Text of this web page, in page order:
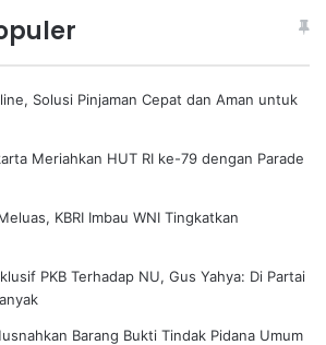
Solusi Pinjaman Cepat dan Aman untuk
Meriahkan HUT RI ke-79 dengan Parade
KBRI Imbau WNI Tingkatkan
PKB Terhadap NU, Gus Yahya: Di Partai
Barang Bukti Tindak Pidana Umum